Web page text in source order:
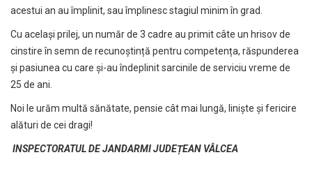
acestui an au împlinit, sau împlinesc stagiul minim în grad.
Cu același prilej, un număr de 3 cadre au primit câte un hrisov de
cinstire în semn de recunoștință pentru competența, răspunderea
și pasiunea cu care și-au îndeplinit sarcinile de serviciu vreme de
25 de ani.
Noi le urăm multă sănătate, pensie cât mai lungă, linişte şi fericire
alături de cei dragi!
INSPECTORATUL DE JANDARMI JUDEȚEAN VÂLCEA